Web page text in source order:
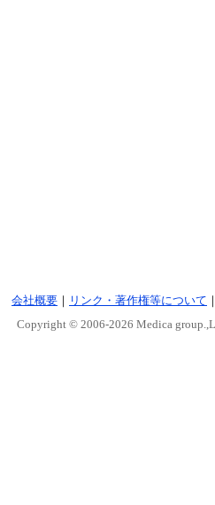
会社概要 ｜ リンク・著作権等について
Copyright © 2006-2026 Medica